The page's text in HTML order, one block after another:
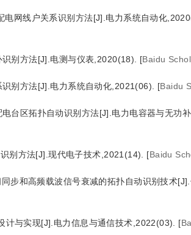
网线户关系识别方法[J].电力系统自动化
别方法[J].电测与仪表,2020(18). [Baidu
别方法[J].电力系统自动化,2021(06). [Baidu
台区拓扑自动识别方法[J].电力电容器与无功
别方法[J].现代电子技术,2021(14). [Baidu
步和高频载波信号衰减的拓扑自动识别技术[J].
与实现[J].电力信息与通信技术,2022(03). [